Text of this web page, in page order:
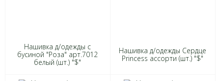
Нашивка д/одежды с
бусиной "Роза" арт.7012
белый (шт.) "$"
Нашивка д/одежды Сердце
Princess ассорти (шт.) "$"